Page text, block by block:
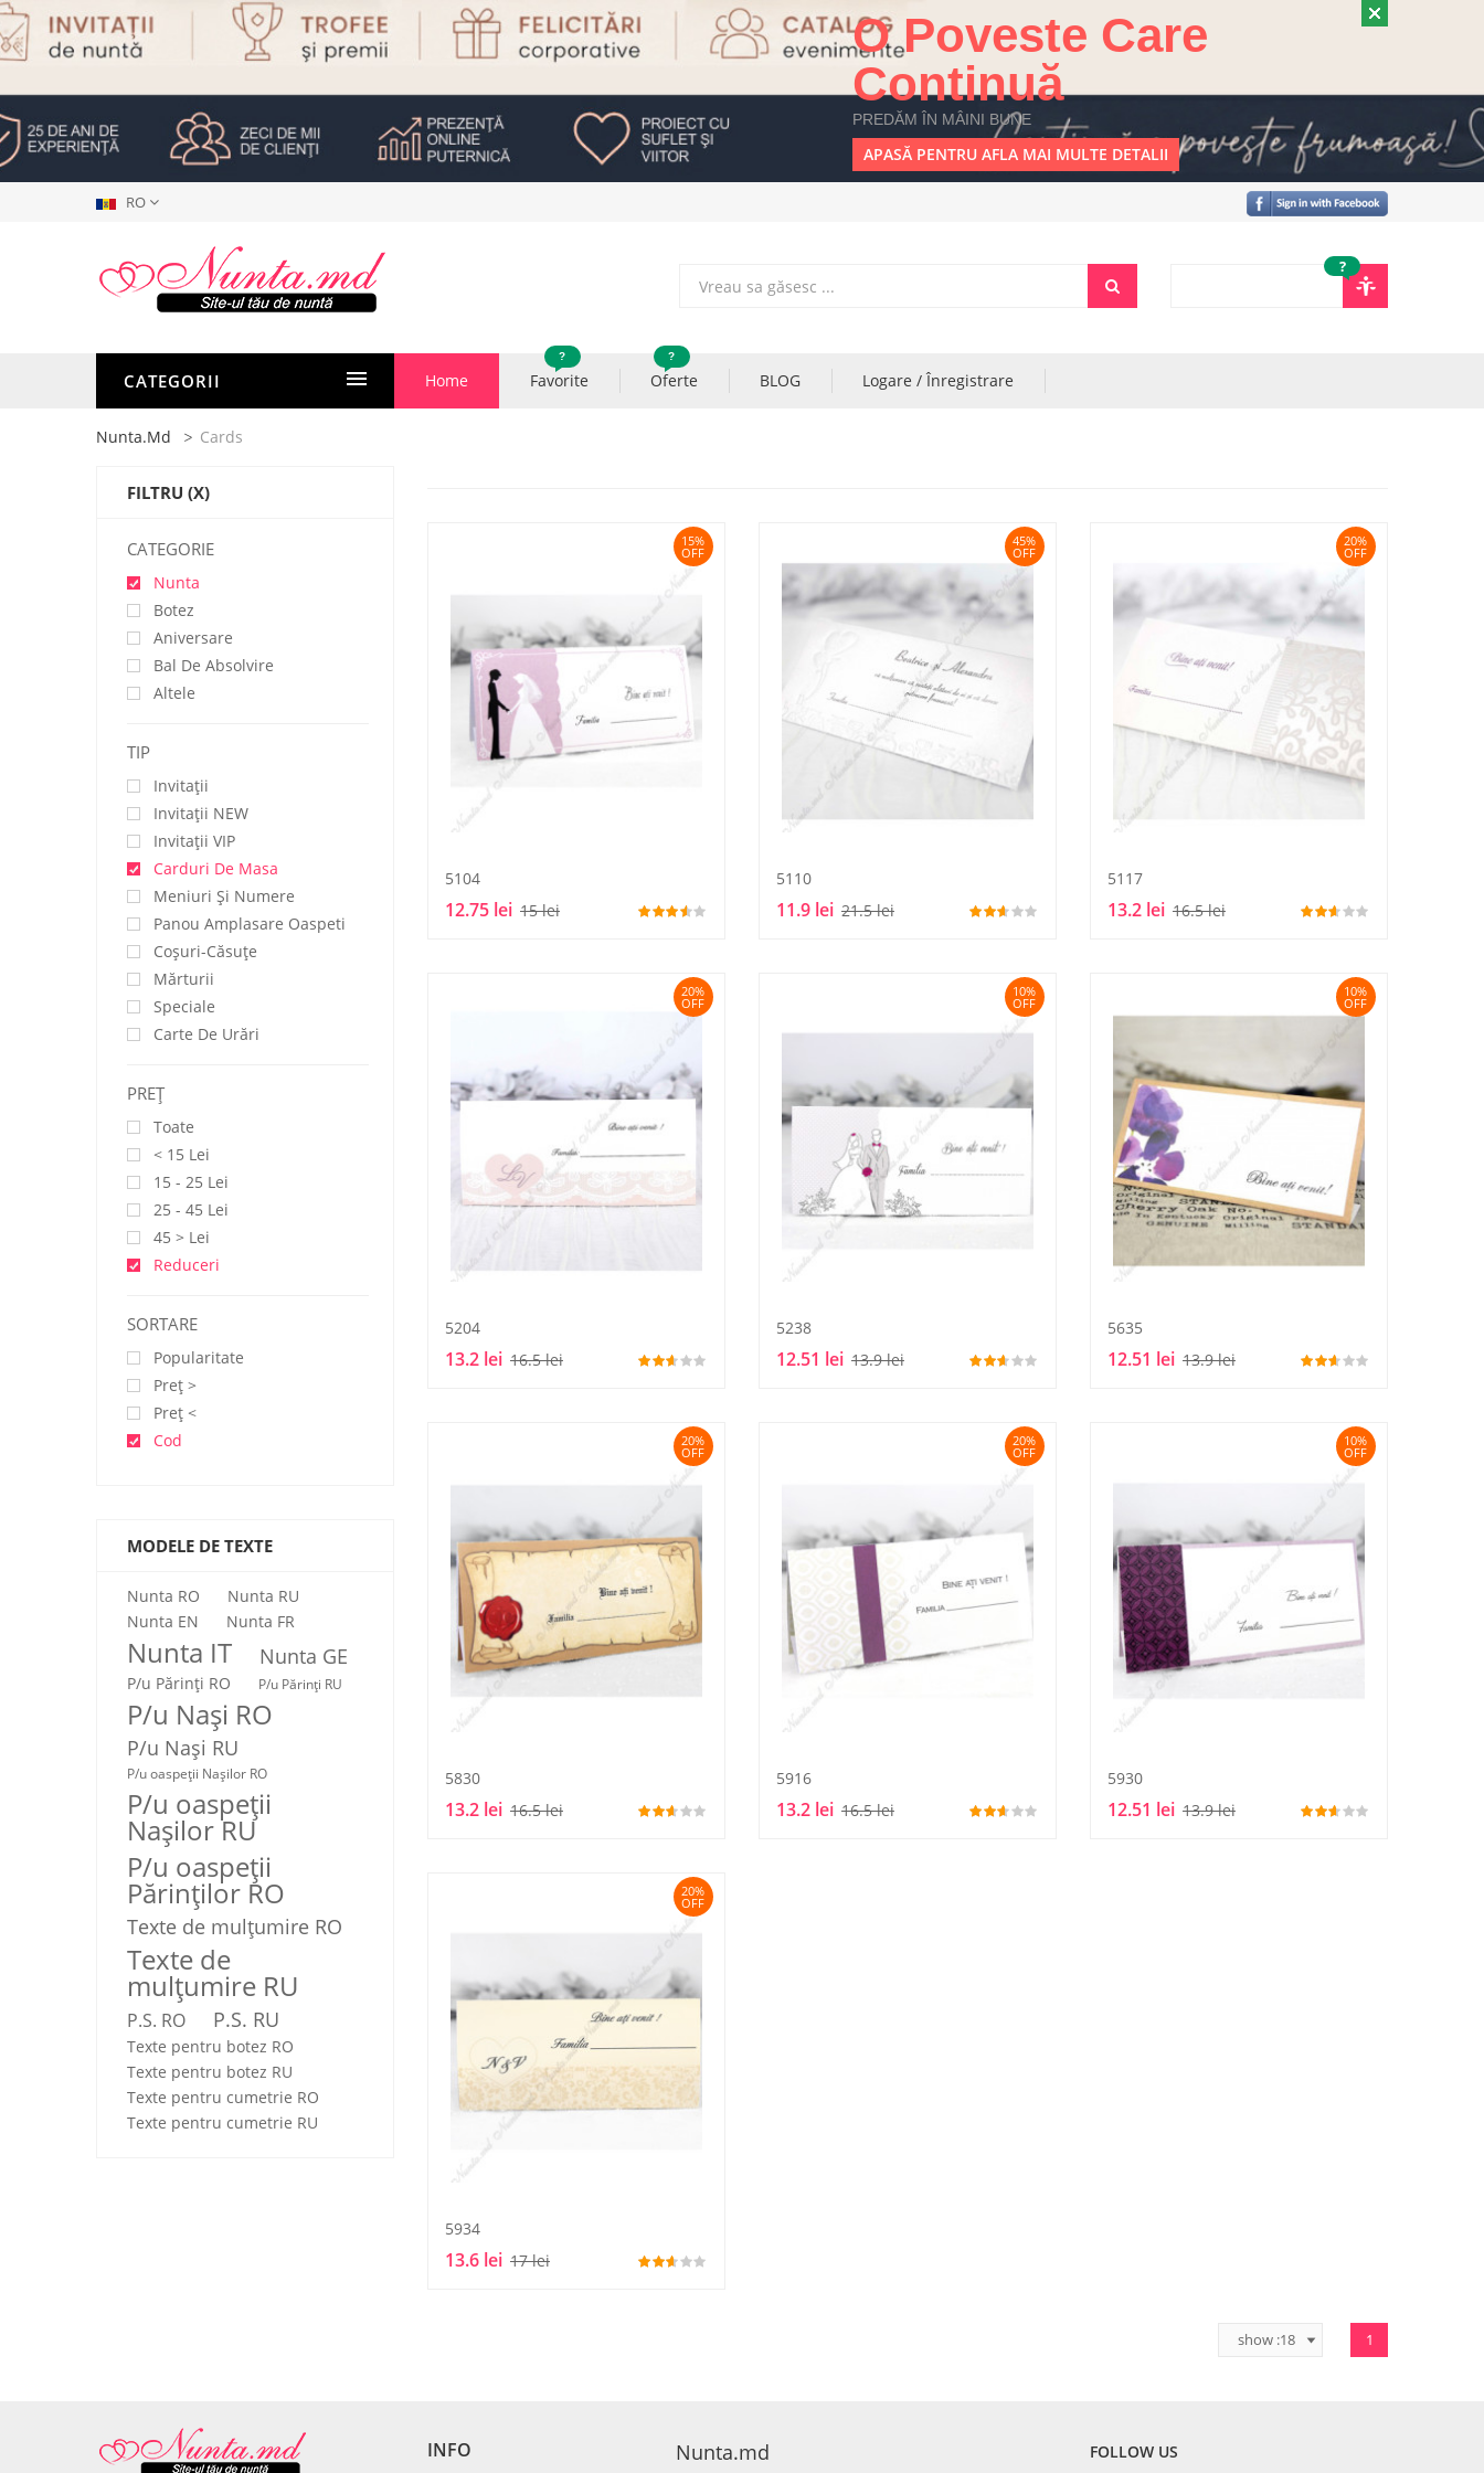
O Poveste Care
Continuă
PREDĂM ÎN MÂINI BUNE
APASĂ PENTRU AFLA MAI MULTE DETALII
RO
?
CATEGORII Home Favorite
?
Oferte
?
BLOG Logare / Înregistrare
Nunta.md Cards
FILTRU (X)
CATEGORIE
Nunta
Botez
Aniversare
Bal De Absolvire
Altele
TIP
Invitații
Invitaţii NEW
Invitaţii VIP
Carduri De Masa
Meniuri Și Numere
Panou Amplasare Oaspeti
Coșuri-Căsuțe
Mărturii
Speciale
Carte De Urări
PREŢ
Toate
< 15 Lei
15 - 25 Lei
25 - 45 Lei
45 > Lei
Reduceri
SORTARE
Popularitate
Preţ >
Preţ <
Cod
MODELE DE TEXTE
Nunta RO
Nunta RU
Nunta EN
Nunta FR
Nunta IT Nunta GE
P/u Părinți RO P/u Părinți RU
P/u Nași RO
P/u Nași RU
P/u oaspeții Nașilor RO
P/u oaspeții
Nașilor RU
P/u oaspeţii
Părinţilor RO
Texte de mulţumire RO
Texte de
mulţumire RU
P.S. RO P.S. RU
Texte pentru botez RO
Texte pentru botez RU
Texte pentru cumetrie RO
Texte pentru cumetrie RU
15%
OFF
5104
12.75 lei 15 lei
45%
OFF
5110
11.9 lei 21.5 lei
20%
OFF
5117
13.2 lei 16.5 lei
20%
OFF
5204
13.2 lei 16.5 lei
10%
OFF
5238
12.51 lei 13.9 lei
10%
OFF
5635
12.51 lei 13.9 lei
20%
OFF
5830
13.2 lei 16.5 lei
20%
OFF
5916
13.2 lei 16.5 lei
10%
OFF
5930
12.51 lei 13.9 lei
20%
OFF
5934
13.6 lei 17 lei
1
INFO Nunta.md FOLLOW US